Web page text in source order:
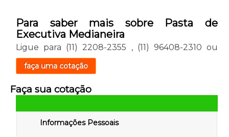
Para saber mais sobre Pasta de
Executiva Medianeira
Ligue para (11) 2208-2355 , (11) 96408-2310 ou
faça uma cotação
Faça sua cotação
Informações Pessoais